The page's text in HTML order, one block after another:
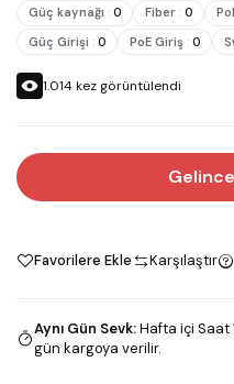
Güç kaynağı : 0 Fiber : 0
Güç Girişi : 0 PoE Giriş : 0
1.014kez görüntülendi
Favorilere Ekle Karşılaştır
Aynı Gün Sevk:Hafta içi Saat
gün kargoya verilir.